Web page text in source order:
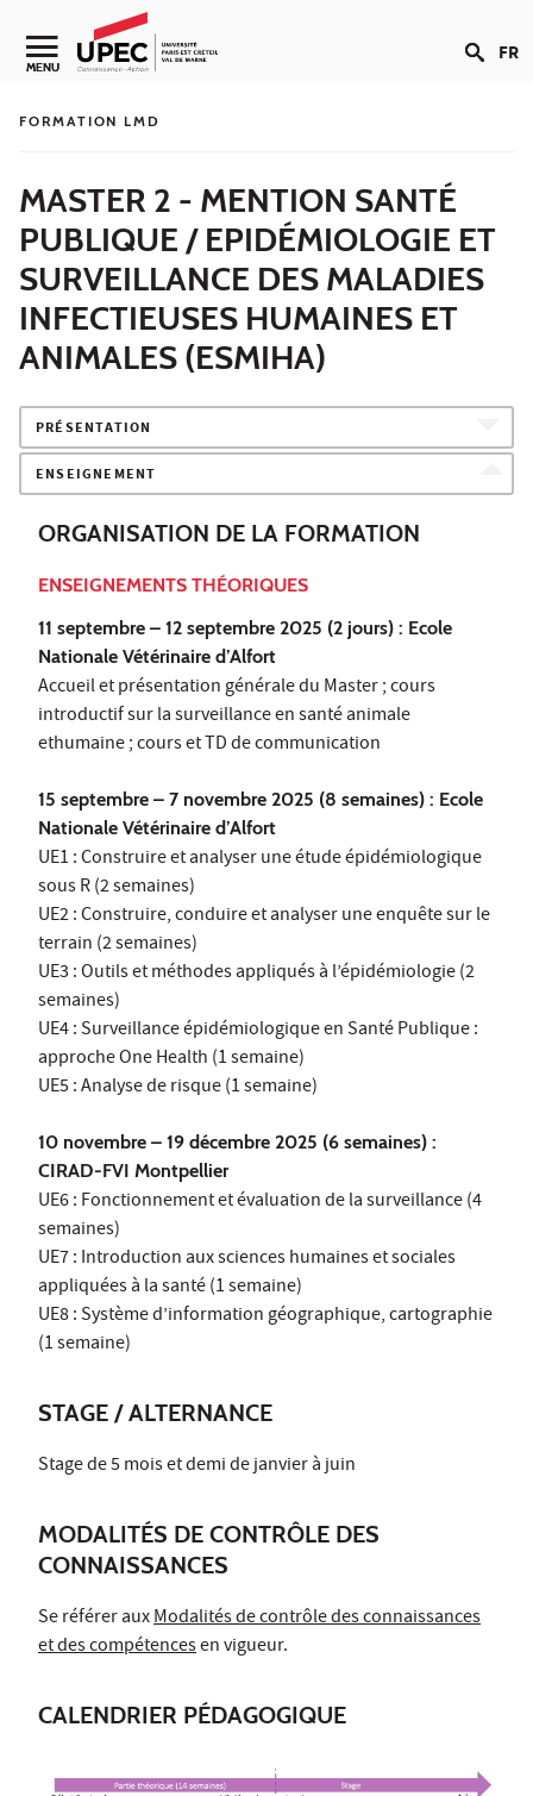
Aller au contenu
Navigation secondaire
MENU FR
FORMATION LMD
MASTER 2 - MENTION SANTÉ
PUBLIQUE / EPIDÉMIOLOGIE ET
SURVEILLANCE DES MALADIES
INFECTIEUSES HUMAINES ET
ANIMALES (ESMIHA)
PRÉSENTATION
ENSEIGNEMENT
ORGANISATION DE LA FORMATION
ENSEIGNEMENTS THÉORIQUES
11 septembre – 12 septembre 2025 (2 jours) : Ecole
Nationale Vétérinaire d’Alfort
Accueil et présentation générale du Master ; cours
introductif sur la surveillance en santé animale
ethumaine ; cours et TD de communication
15 septembre – 7 novembre 2025 (8 semaines) : Ecole
Nationale Vétérinaire d’Alfort
UE1 : Construire et analyser une étude épidémiologique
sous R (2 semaines)
UE2 : Construire, conduire et analyser une enquête sur le
terrain (2 semaines)
UE3 : Outils et méthodes appliqués à l’épidémiologie (2
semaines)
UE4 : Surveillance épidémiologique en Santé Publique :
approche One Health (1 semaine)
UE5 : Analyse de risque (1 semaine)
10 novembre – 19 décembre 2025 (6 semaines) :
CIRAD-FVI Montpellier
UE6 : Fonctionnement et évaluation de la surveillance (4
semaines)
UE7 : Introduction aux sciences humaines et sociales
appliquées à la santé (1 semaine)
UE8 : Système d’information géographique, cartographie
(1 semaine)
STAGE / ALTERNANCE
Stage de 5 mois et demi de janvier à juin
MODALITÉS DE CONTRÔLE DES
CONNAISSANCES
Se référer auxModalités de contrôle des connaissances
et des compétencesen vigueur.
CALENDRIER PÉDAGOGIQUE